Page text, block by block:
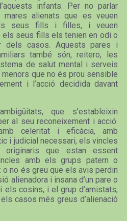
infants. Per no parlar
alienats que es veuen
seus fills i filles, i veuen
els seus fills els tenien en odi o
dels casos. Aquests pares i
també són, reitero, les
de salut mental i serveis
que no és prou sensible
i l’acció decidida davant
que s’estableixin
al seu reconeixement i acció.
celeritat i eficàcia, amb
i judicial necessari, els vincles
originaris que estan essent
amb els grups patern o
no és greu que els avis perdin
alienadora i insana d’un pare o
els cosins, i el grup d’amistats,
casos més greus d’alienació